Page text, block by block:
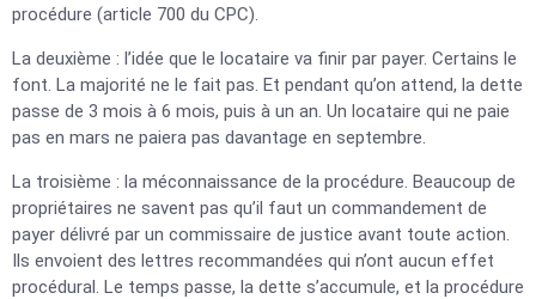
procédure (article 700 du CPC).
La deuxième : l’idée que le locataire va finir par payer. Certains le
font. La majorité ne le fait pas. Et pendant qu’on attend, la dette
passe de 3 mois à 6 mois, puis à un an. Un locataire qui ne paie
pas en mars ne paiera pas davantage en septembre.
La troisième : la méconnaissance de la procédure. Beaucoup de
propriétaires ne savent pas qu’il faut un commandement de
payer délivré par un commissaire de justice avant toute action.
Ils envoient des lettres recommandées qui n’ont aucun effet
procédural. Le temps passe, la dette s’accumule, et la procédure